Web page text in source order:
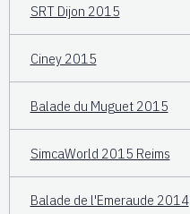
SRT Dijon 2015
Ciney 2015
Balade du Muguet 2015
SimcaWorld 2015 Reims
Balade de l'Emeraude 2014